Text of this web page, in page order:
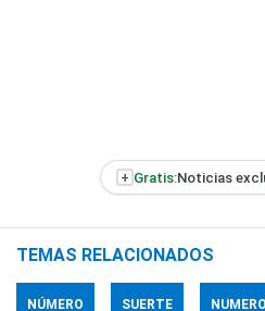
+ Gratis:Noticias
TEMAS RELACIONADOS
NÚMERO SUERTE